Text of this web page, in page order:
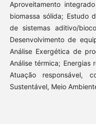
Aproveitamento
biomassa sólida; Estudo
de sistemas aditivo/
Desenvolvimento de
Análise Exergética de
Análise térmica; Energias
Atuação responsável,
Sustentável, Meio